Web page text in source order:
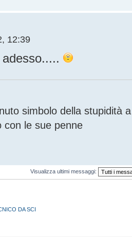
12:39
simbolo della stupidità
con le sue penne
Visualizza ultimi messaggi:
DA SCI